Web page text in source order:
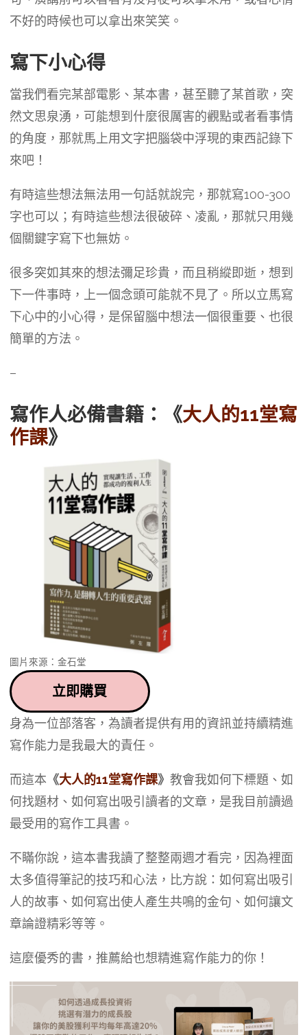
不好的時候也可以拿出來笑笑。
寫下小心得
當我們看完某部電影、某本書，甚至聽了某首歌，突
然文思泉湧，可能想到什麼很厲害的觀點或者看事情
的角度，那就馬上用文字把腦袋中浮現的東西記錄下
來吧！
有時這些想法無法用一句話就說完，那就寫100-300
字也可以；有時這些想法很破碎、凌亂，那就只用幾
個關鍵字寫下也無妨。
很多突如其來的想法彌足珍貴，而且稍縱即逝，想到
下一件事時，上一個念頭可能就不見了。所以立馬寫
下心中的小心得，是保留腦中想法一個很重要、也很
簡單的方法。
–
寫作人必備書籍：《大人的11堂寫
作課》
圖片來源：金石堂
立即購買
身為一位部落客，為讀者提供有用的資訊並持續精進
寫作能力是我最大的責任。
而這本 《大人的11堂寫作課》 教會我如何下標題、如
何找題材、如何寫出吸引讀者的文章，是我目前讀過
最受用的寫作工具書。
不瞞你說，這本書我讀了整整兩週才看完，因為裡面
太多值得筆記的技巧和心法，比方說：如何寫出吸引
人的故事、如何寫出使人產生共鳴的金句、如何讓文
章論證精彩等等。
這麼優秀的書，推薦給也想精進寫作能力的你！